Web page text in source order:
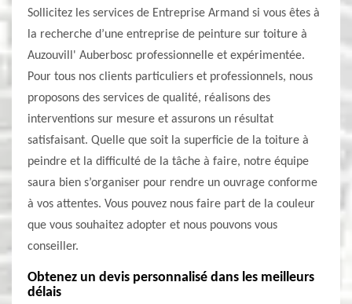
Sollicitez les services de Entreprise Armand si vous êtes à
la recherche d’une entreprise de peinture sur toiture à
Auzouvill' Auberbosc professionnelle et expérimentée.
Pour tous nos clients particuliers et professionnels, nous
proposons des services de qualité, réalisons des
interventions sur mesure et assurons un résultat
satisfaisant. Quelle que soit la superficie de la toiture à
peindre et la difficulté de la tâche à faire, notre équipe
saura bien s’organiser pour rendre un ouvrage conforme
à vos attentes. Vous pouvez nous faire part de la couleur
que vous souhaitez adopter et nous pouvons vous
conseiller.
Obtenez un devis personnalisé dans les meilleurs
délais